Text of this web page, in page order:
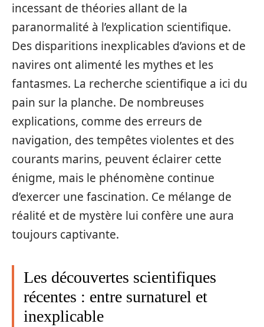
incessant de théories allant de la
paranormalité à l’explication scientifique.
Des disparitions inexplicables d’avions et de
navires ont alimenté les mythes et les
fantasmes. La recherche scientifique a ici du
pain sur la planche. De nombreuses
explications, comme des erreurs de
navigation, des tempêtes violentes et des
courants marins, peuvent éclairer cette
énigme, mais le phénomène continue
d’exercer une fascination. Ce mélange de
réalité et de mystère lui confère une aura
toujours captivante.
Les découvertes scientifiques
récentes : entre surnaturel et
inexplicable